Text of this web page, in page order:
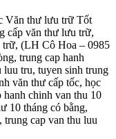
Văn thư lưu trữ Tốt
cấp văn thư lưu trữ,
trữ, (LH Cô Hoa – 0985
trung cap hanh
luu tru, tuyen sinh trung
văn thư cấp tốc, học
chinh van thu 10
10 tháng có bằng,
trung cap van thu luu